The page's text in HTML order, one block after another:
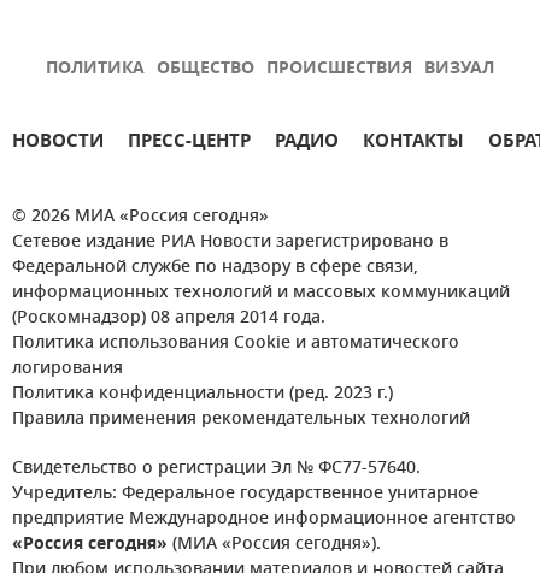
ПОЛИТИКА ОБЩЕСТВО ПРОИСШЕСТВИЯ ВИЗУАЛ
НОВОСТИ ПРЕСС-ЦЕНТР РАДИО КОНТАКТЫ
© 2026 МИА «Россия сегодня»
Сетевое издание РИА Новости зарегистрировано в
Федеральной службе по надзору в сфере связи,
информационных технологий и массовых коммуникаций
(Роскомнадзор) 08 апреля 2014 года.
Политика использования Cookie и автоматического
логирования
Политика конфиденциальности (ред. 2023 г.)
Правила применения рекомендательных технологий
Свидетельство о регистрации Эл № ФС77-57640.
Учредитель: Федеральное государственное унитарное
предприятие Международное информационное агентство
«Россия сегодня» (МИА «Россия сегодня»).